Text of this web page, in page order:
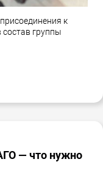
к
группы
— что нужно